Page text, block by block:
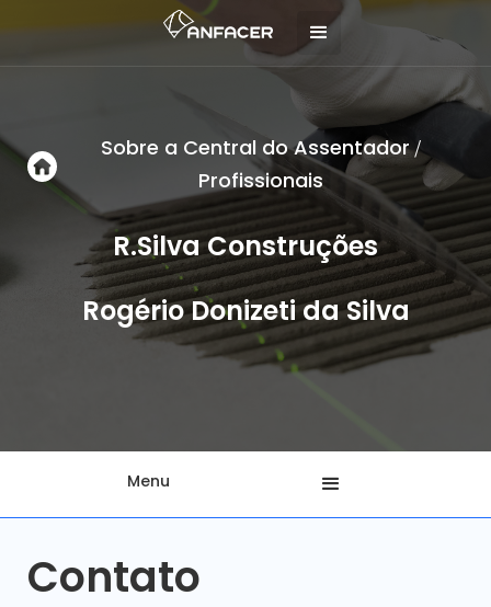
Sobre a Central do Assentador/
Profissionais
R.Silva Construções
Rogério Donizeti da Silva
Menu
Contato